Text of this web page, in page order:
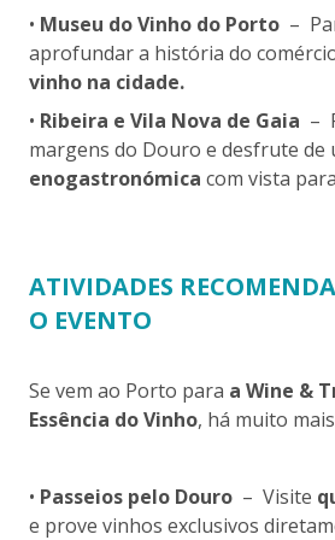
• Museu do Vinho do Porto –
aprofundar a história do
vinho na cidade.
• Ribeira e Vila Nova de Gaia –
margens do Douro e desfrute de
enogastronómica com vista
ATIVIDADES
O EVENTO
Se vem ao Porto para a Wine &
Essência do Vinho, há muito
• Passeios pelo Douro – Visite
e prove vinhos exclusivos